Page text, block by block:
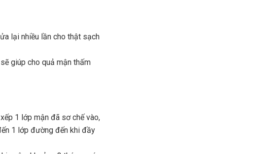
lại nhiều lần cho thật sạch
giúp cho quả mận thấm
1 lớp mận đã sơ chế vào,
1 lớp đường đến khi đầy